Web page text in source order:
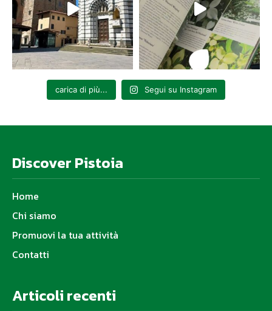
carica di più... Segui su Instagram
Discover Pistoia
Home
Chi siamo
Promuovi la tua attività
Contatti
Articoli recenti